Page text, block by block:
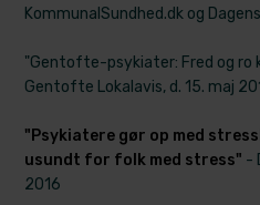
KommunalSundhed.dk og
"Gentofte-psykiater: ​Fred og
Gentofte Lokalavis, d. 15. maj
"Psykiatere gør op med
usundt for folk med stress" -
2016